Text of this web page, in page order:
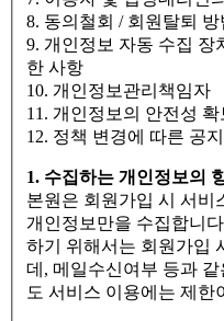
8. 동의철회 / 회원탈퇴 방
9. 개인정보 자동 수집 장
한 사항
10. 개인정보관리책임자
11. 개인정보의 안전성 확
12. 정책 변경에 따른 공
1. 수집하는 개인정보의
본원은 회원가입 시 서비
개인정보만을 수집합니
하기 위해서는 회원가입
데, 메일수신여부 등과
도 서비스 이용에는 제한